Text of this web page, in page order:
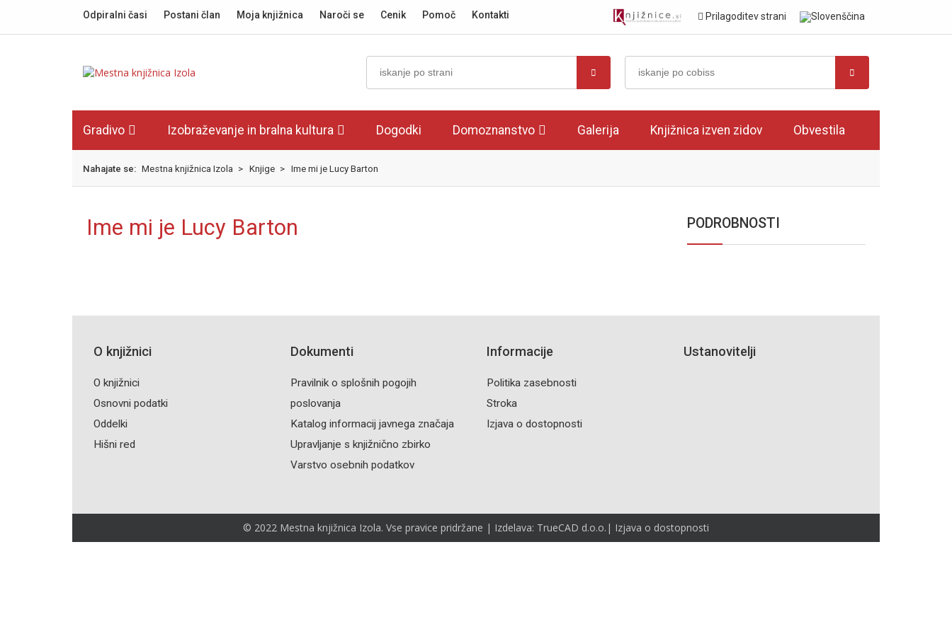
glavno
dostopnosti
Odpiralni časi Postani član Moja knjižnica Naroči se Cenik Pomoč Kontakti Prilagoditev strani
Gradivo Izobraževanje in bralna kultura Dogodki Domoznanstvo Galerija Knjižnica izven zidov Obvestila
Nahajate se: Mestna knjižnica Izola > Knjige > Ime mi je Lucy Barton
Ime mi je Lucy Barton PODROBNOSTI
O knjižnici
O knjižnici
Osnovni podatki
Oddelki
Hišni red
Dokumenti
Pravilnik o splošnih pogojih
poslovanja
Katalog informacij javnega značaja
Upravljanje s knjižnično zbirko
Varstvo osebnih podatkov
Informacije
Politika zasebnosti
Stroka
Izjava o dostopnosti
Ustanovitelji
© 2022 Mestna knjižnica Izola. Vse pravice pridržane | Izdelava: TrueCAD d.o.o.| Izjava o dostopnosti